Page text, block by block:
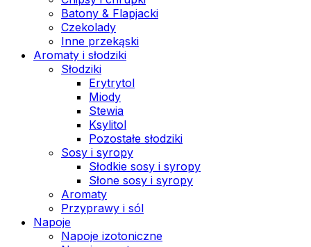
Batony & Flapjacki
Czekolady
Inne przekąski
Aromaty i słodziki
Słodziki
Erytrytol
Miody
Stewia
Ksylitol
Pozostałe słodziki
Sosy i syropy
Słodkie sosy i syropy
Słone sosy i syropy
Aromaty
Przyprawy i sól
Napoje
Napoje izotoniczne